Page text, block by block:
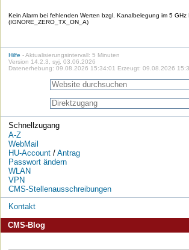
Kein Alarm bei fehlenden Werten bzgl. Kanalbelegung im 5 GHz
(IGNORE_ZERO_TX_ON_A)
Hilfe - Aktualisierungsintervall: 5 Minuten
Version 14.2.3, syj, 03.06.2026
Datenerhebung: 09.08.2026 15:34:01 Erzeugt: 09.08.2026
Schnellzugang
A-Z
WebMail
HU-Account/ Antrag
Passwort ändern
WLAN
VPN
CMS-Stellenausschreibungen
Kontakt
CMS-Blog